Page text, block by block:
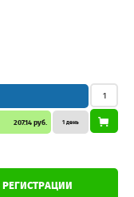
207.14 руб. 1 день